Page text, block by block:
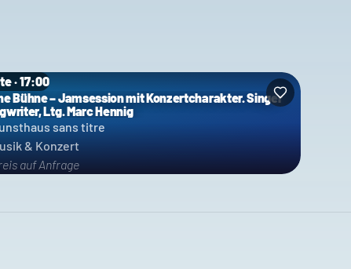
· 17:00
Bühne – Jamsession mit Konzertcharakter. Singer
Ltg. Marc Hennig
sans titre
& Konzert
auf Anfrage